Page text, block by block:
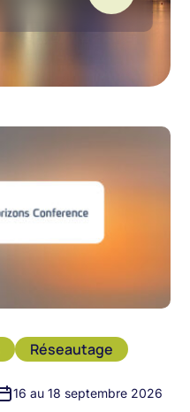
Réseautage
16 au 18 septembre 2026